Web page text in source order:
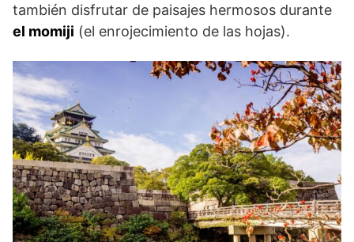
también disfrutar de paisajes hermosos durante
el momiji (el enrojecimiento de las hojas).